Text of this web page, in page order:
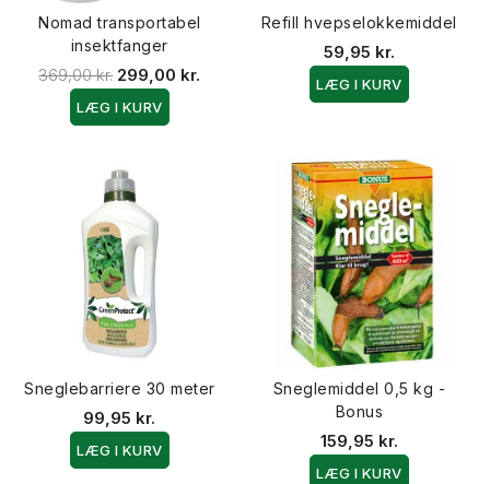
Nomad transportabel
insektfanger
369,00 kr. 299,00 kr.
LÆG I KURV
Refill hvepselokkemiddel
59,95 kr.
LÆG I KURV
Sneglebarriere 30 meter
99,95 kr.
LÆG I KURV
Sneglemiddel 0,5 kg -
Bonus
159,95 kr.
LÆG I KURV